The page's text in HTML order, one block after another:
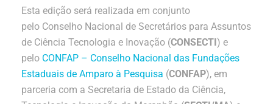
Esta edição será realizada em conjunto
pelo Conselho Nacional de Secretários para Assuntos
de Ciência Tecnologia e Inovação (CONSECTI) e
pelo CONFAP – Conselho Nacional das Fundações
Estaduais de Amparo à Pesquisa (CONFAP), em
parceria com a Secretaria de Estado da Ciência,